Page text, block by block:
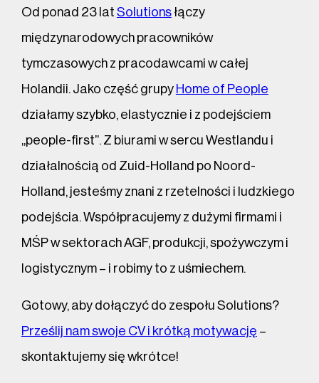
Od ponad 23 lat Solutionsłączy
międzynarodowych pracowników
tymczasowych z pracodawcami w całej
Holandii. Jako część grupy Home of People
działamy szybko, elastycznie i z podejściem
„people-first”. Z biurami w sercu Westlandu i
działalnością od Zuid-Holland po Noord-
Holland, jesteśmy znani z rzetelności i ludzkiego
podejścia. Współpracujemy z dużymi firmami i
MŚP w sektorach AGF, produkcji, spożywczym i
logistycznym – i robimy to z uśmiechem.
Gotowy, aby dołączyć do zespołu Solutions?
Prześlij nam swoje CV i krótką motywację –
skontaktujemy się wkrótce!